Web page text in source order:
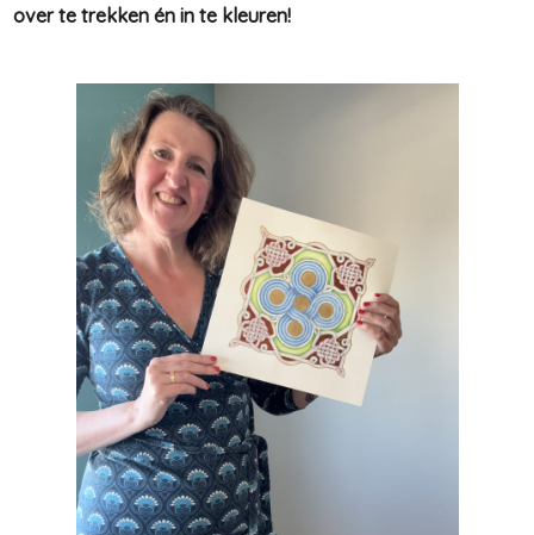
over te trekken én in te kleuren!